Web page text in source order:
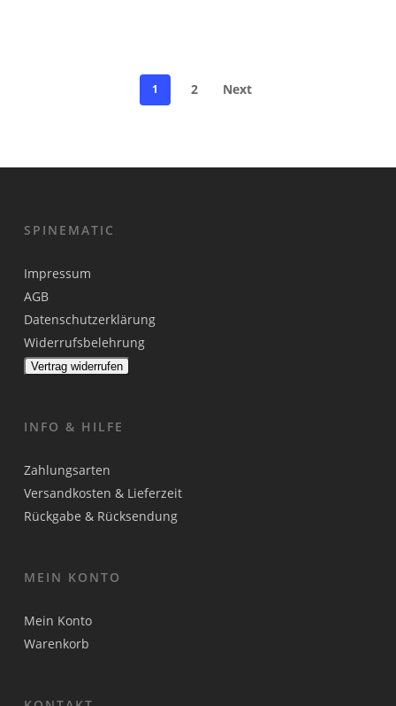
1 2 Next
SPINEMATIC
Impressum
AGB
Datenschutzerklärung
Widerrufsbelehrung
Vertrag widerrufen
INFO & HILFE
Zahlungsarten
Versandkosten & Lieferzeit
Rückgabe & Rücksendung
MEIN KONTO
Mein Konto
Warenkorb